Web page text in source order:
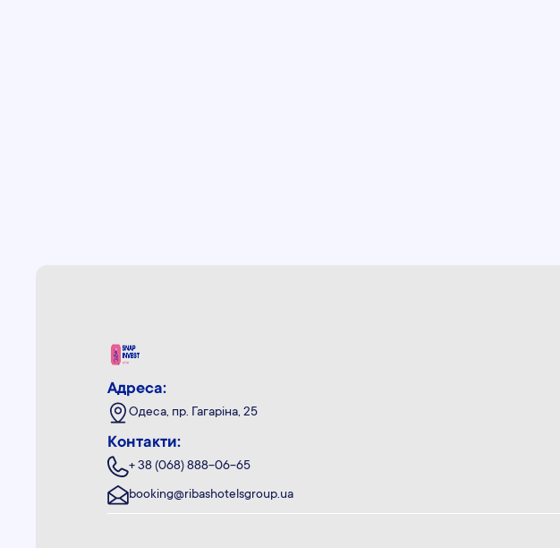
Адреса:
Одеса, пр. Гагаріна, 25
Контакти:
+ 38 (068) 888-06-65
booking@ribashotelsgroup.ua